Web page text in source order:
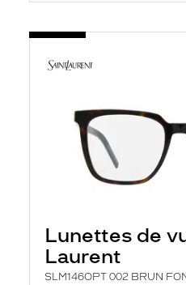
Lunettes de
Laurent
SLM146OPT 002 BRUN